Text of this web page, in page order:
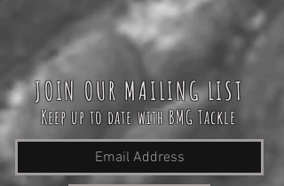
JOIN OUR MAILING LIST
Keep up to date with BMG Tackle